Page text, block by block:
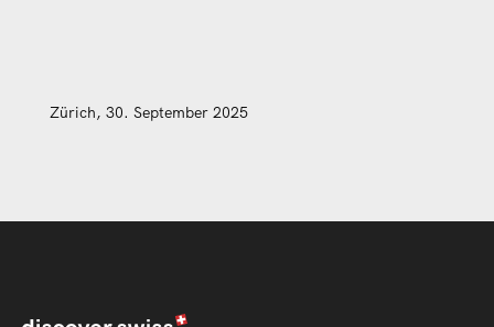
Zürich, 30. September 2025